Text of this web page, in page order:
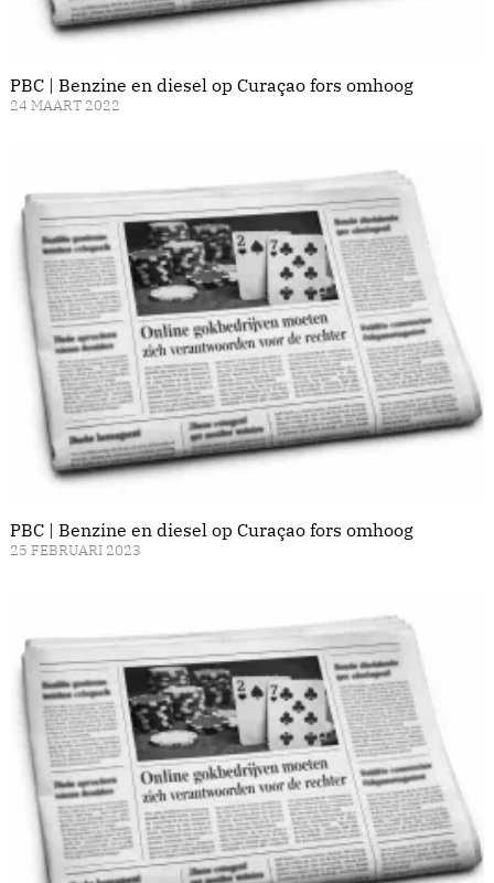
PBC | Benzine en diesel op Curaçao fors omhoog
24 MAART 2022
PBC | Benzine en diesel op Curaçao fors omhoog
25 FEBRUARI 2023